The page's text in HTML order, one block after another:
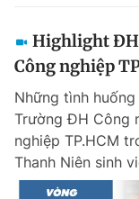
Highlight ĐH
Công nghiệp
Những tình
Trường ĐH Công
nghiệp TP.HCM
Thanh Niên sinh